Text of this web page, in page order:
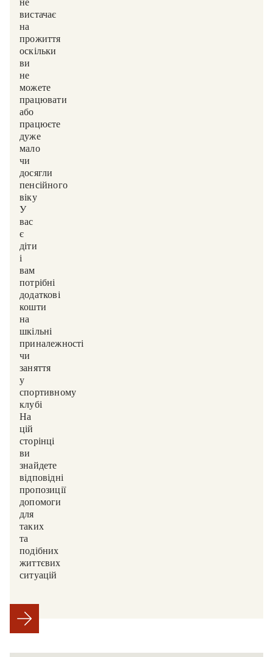
не
вистачає
на
прожиття,
оскільки
ви
не
можете
працювати
або
працюєте
дуже
мало,
чи
досягли
пенсійного
віку?
У
вас
є
діти,
і
вам
потрібні
додаткові
кошти
на
шкільні
приналежності
чи
заняття
у
спортивному
клубі?
На
цій
сторінці
ви
знайдете
відповідні
пропозиції
допомоги
для
таких
та
подібних
життєвих
ситуацій.